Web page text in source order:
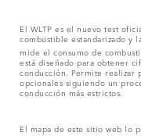
El WLTP es el nuevo test
combustible estandarizado y
mide el consumo de
está diseñado para obtener
conducción. Permite realizar
opcionales siguiendo un
conducción más estrictos.
El mapa de este sitio web lo